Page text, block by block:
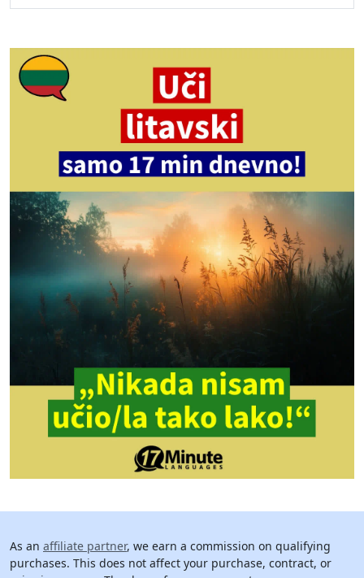
As an affiliate partner, we earn a commission on qualifying
purchases. This does not affect your purchase, contract, or